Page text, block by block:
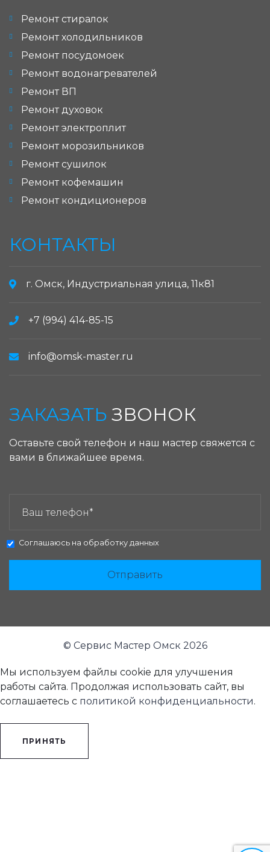
Ремонт стиралок
Ремонт холодильников
Ремонт посудомоек
Ремонт водонагревателей
Ремонт ВП
Ремонт духовок
Ремонт электроплит
Ремонт морозильников
Ремонт сушилок
Ремонт кофемашин
Ремонт кондиционеров
КОНТАКТЫ
г. Омск, Индустриальная улица, 11к81
+7 (994) 414-85-15
info@omsk-master.ru
ЗАКАЗАТЬ ЗВОНОК
Оставьте свой телефон и наш мастер свяжется с
вами в ближайшее время.
Соглашаюсь на обработку данных
Отправить
© Сервис Мастер Омск 2026
Мы используем файлы cookie для улучшения
работы сайта. Продолжая использовать сайт, вы
соглашаетесь с политикой конфиденциальности.
ПРИНЯТЬ